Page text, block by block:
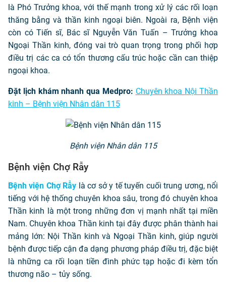
là Phó Trưởng khoa, với thế mạnh trong xử lý các rối loạn
thăng bằng và thần kinh ngoại biên. Ngoài ra, Bệnh viện
còn có Tiến sĩ, Bác sĩ Nguyễn Văn Tuấn – Trưởng khoa
Ngoại Thần kinh, đóng vai trò quan trọng trong phối hợp
điều trị các ca có tổn thương cấu trúc hoặc cần can thiệp
ngoại khoa.
Đặt lịch khám nhanh qua Medpro: Chuyên khoa Nội Thần
kinh – Bệnh viện Nhân dân 115
Bệnh viện Nhân dân 115
Bệnh viện Chợ Rẫy
Bệnh viện Chợ Rẫy là cơ sở y tế tuyến cuối trung ương, nổi
tiếng với hệ thống chuyên khoa sâu, trong đó chuyên khoa
Thần kinh là một trong những đơn vị mạnh nhất tại miền
Nam. Chuyên khoa Thần kinh tại đây được phân thành hai
mảng lớn: Nội Thần kinh và Ngoại Thần kinh, giúp người
bệnh được tiếp cận đa dạng phương pháp điều trị, đặc biệt
là những ca rối loạn tiền đình phức tạp hoặc đi kèm tổn
thương não – tủy sống.